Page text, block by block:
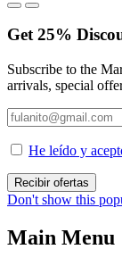
Get25%
Subscribe to the
arrivals, special
He leído y
Don't show this
Main Menu